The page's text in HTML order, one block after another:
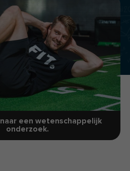
naar een wetenschappelijk
onderzoek.